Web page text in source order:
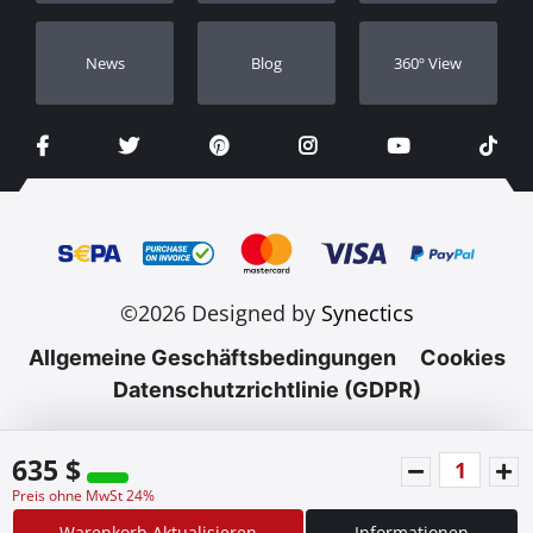
635 $
Preis ohne MwSt 24%
Händler
e-Broschüren Handbücher Videos
Νews Blog 360º View
©2026 Designed bySynectics
Allgemeine Geschäftsbedingungen
Datenschutzrichtlinie (GDPR)